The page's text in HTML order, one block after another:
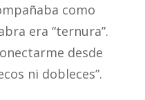
como
era “ternura”.
desde
ni dobleces”.